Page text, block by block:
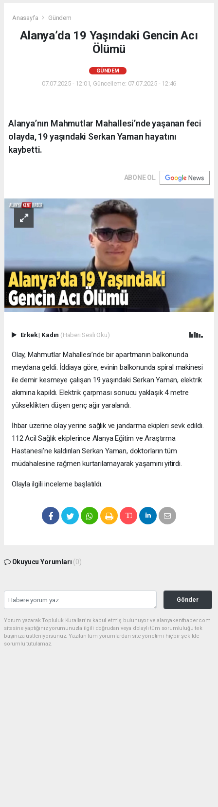
Anasayfa Gündem
Alanya’da 19 Yaşındaki Gencin Acı
Ölümü
GÜNDEM
07.07.2025 - 12:01, Güncelleme: 07.07.2025 - 12:46
Alanya’nın Mahmutlar Mahallesi’nde yaşanan feci
olayda, 19 yaşındaki Serkan Yaman hayatını
kaybetti.
ABONE OL
Erkek| Kadın (Haberi Sesli Oku)
Olay, Mahmutlar Mahallesi’nde bir apartmanın balkonunda
meydana geldi. İddiaya göre, evinin balkonunda spiral makinesi
ile demir kesmeye çalışan 19 yaşındaki Serkan Yaman, elektrik
akımına kapıldı. Elektrik çarpması sonucu yaklaşık 4 metre
yükseklikten düşen genç ağır yaralandı.
İhbar üzerine olay yerine sağlık ve jandarma ekipleri sevk edildi.
112 Acil Sağlık ekiplerince Alanya Eğitim ve Araştırma
Hastanesi’ne kaldırılan Serkan Yaman, doktorların tüm
müdahalesine rağmen kurtarılamayarak yaşamını yitirdi.
Olayla ilgili inceleme başlatıldı.
Okuyucu Yorumları (0)
Gönder
Yorum yazarak Topluluk Kuralları’nı kabul etmiş bulunuyor ve alanyakenthaber.com
sitesine yaptığınız yorumunuzla ilgili doğrudan veya dolaylı tüm sorumluluğu tek
başınıza üstleniyorsunuz. Yazılan tüm yorumlardan site yönetimi hiçbir şekilde
sorumlu tutulamaz.